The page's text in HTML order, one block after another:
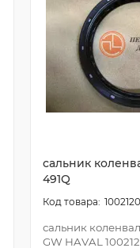
сальник
491Q
сальник
GW HAVAL